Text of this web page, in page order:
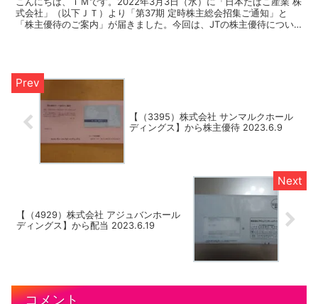
式会社」（以下ＪＴ）より「第37期 定時株主総会招集ご通知」と
「株主優待のご案内」が届きました。今回は、JTの株主優待につい
【（3395）株式会社 サンマルクホール
ディングス】から株主優待 2023.6.9
【（4929）株式会社 アジュバンホール
ディングス】から配当 2023.6.19
コメント